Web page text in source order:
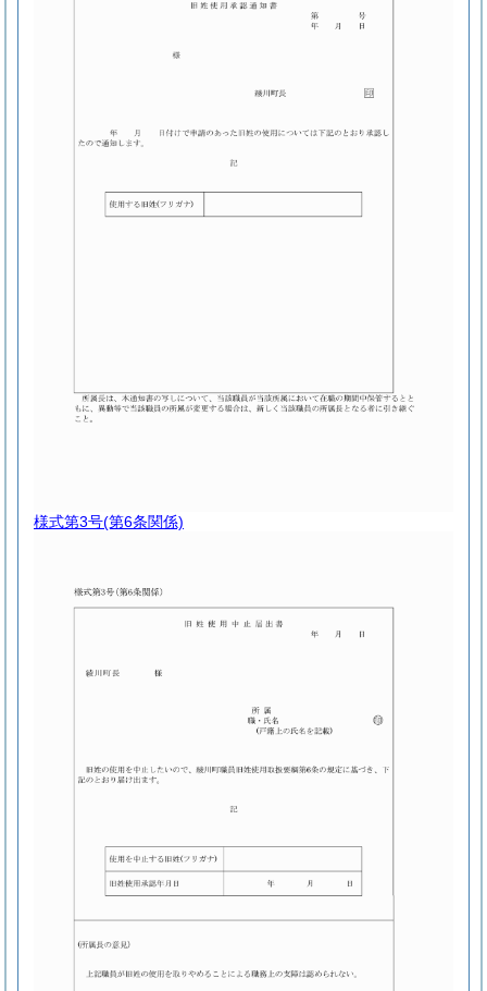
様式第3号(第6条関係)